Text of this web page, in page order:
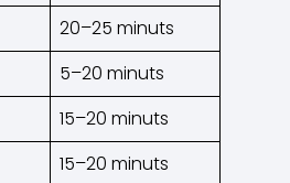
20–25 minuts
5–20 minuts
15–20 minuts
15–20 minuts